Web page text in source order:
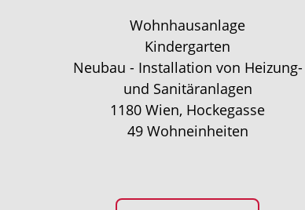
Wohnhausanlage
Kindergarten
Neubau - Installation von Heizung-
und Sanitäranlagen
1180 Wien, Hockegasse
49 Wohneinheiten